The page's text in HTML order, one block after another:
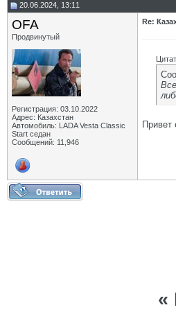
20.06.2024, 13:11
OFA
Продвинутый
Регистрация: 03.10.2022
Адрес: Казахстан
Автомобиль: LADA Vesta Classic
Start седан
Сообщений: 11,946
Re:
«